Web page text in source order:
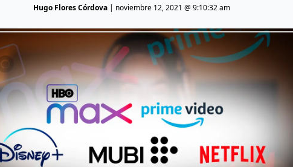
Hugo Flores Córdova | noviembre 12, 2021 @ 9:10:32 am